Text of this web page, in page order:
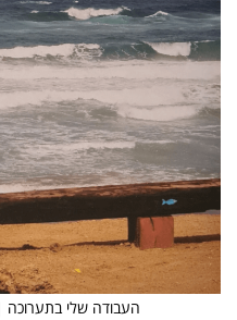
העבודה שלי בתערוכה